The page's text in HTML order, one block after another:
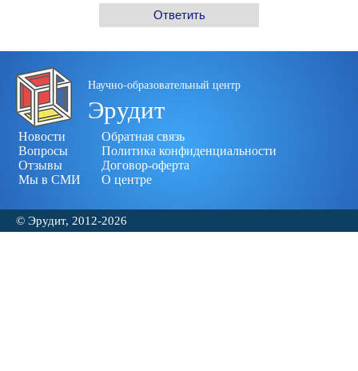
Научно-образовательный центр
Эрудит
Новости
Вопросы
Отзывы
Мы в СМИ
Обратная связь
Политика конфиденциальности
Договор-оферта
О центре
© Эрудит, 2012-2026